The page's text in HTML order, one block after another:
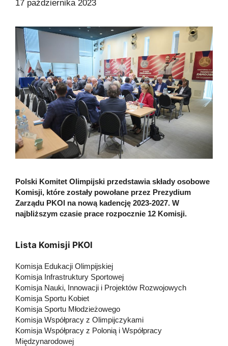
17 października 2023
Polski Komitet Olimpijski przedstawia składy osobowe
Komisji, które zostały powołane przez Prezydium
Zarządu PKOl na nową kadencję 2023-2027. W
najbliższym czasie prace rozpocznie 12 Komisji.
Lista Komisji PKOl
Komisja Edukacji Olimpijskiej
Komisja Infrastruktury Sportowej
Komisja Nauki, Innowacji i Projektów Rozwojowych
Komisja Sportu Kobiet
Komisja Sportu Młodzieżowego
Komisja Współpracy z Olimpijczykami
Komisja Współpracy z Polonią i Współpracy
Międzynarodowej